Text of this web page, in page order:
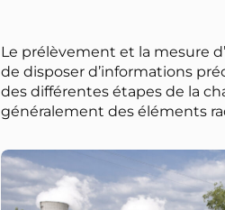
Le prélèvement et la mesure
de disposer d’informations
des différentes étapes de la
généralement des éléments